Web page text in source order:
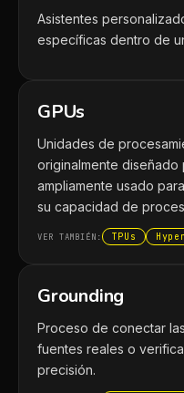
Asistentes
específicas dentro de
GPUs
Unidades de
originalmente
ampliamente usado
su capacidad de
VER TAMBIÉN: TPUs
Grounding
Proceso de conectar
fuentes reales o
precisión.